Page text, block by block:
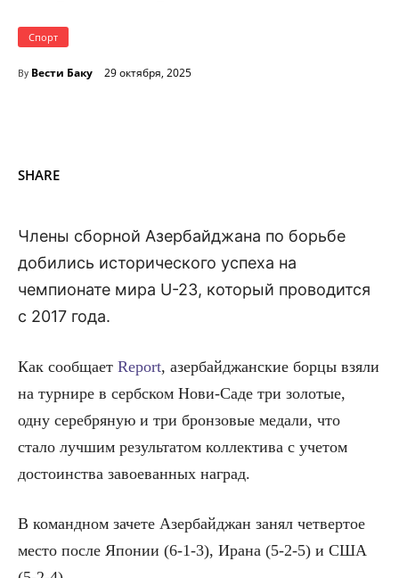
Спорт
By Вести Баку 29 октября, 2025
SHARE
Члены сборной Азербайджана по борьбе
добились исторического успеха на
чемпионате мира U-23, который проводится
с 2017 года.
Как сообщает Report, азербайджанские борцы взяли
на турнире в сербском Нови-Саде три золотые,
одну серебряную и три бронзовые медали, что
стало лучшим результатом коллектива с учетом
достоинства завоеванных наград.
В командном зачете Азербайджан занял четвертое
место после Японии (6-1-3), Ирана (5-2-5) и США